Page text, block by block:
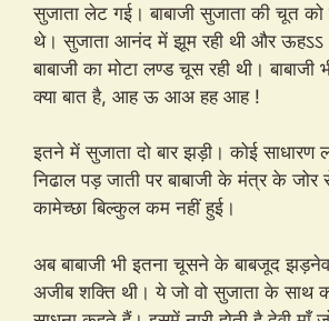
सुजाता लेट गई। बाबाजी सुजाता की चूत
थे। सुजाता आनंद में झूम रही थी और ऊहऽऽ
बाबाजी का मोटा लण्ड चूस रही थी।
क्या बात है, आह ऊ आअ हह आह !
इतने में सुजाता दो बार झड़ी। कोई साधारण
निढाल पड़ जाती पर बाबाजी के मंत्र के
कामेच्छा बिल्कुल कम नहीं हुई।
अब बाबाजी भी इतना चूसने के बाबजूद
अजीब शक्ति थी। ये जो वो सुजाता के साथ